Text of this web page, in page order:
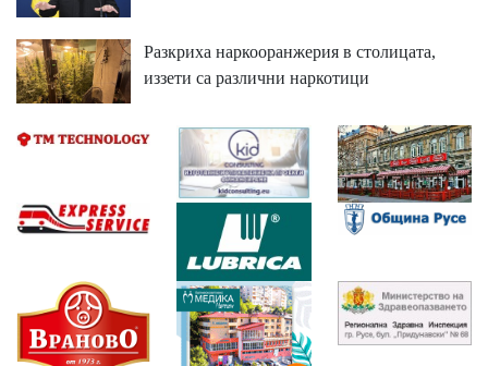
Разкриха наркооранжерия в столицата,
иззети са различни наркотици